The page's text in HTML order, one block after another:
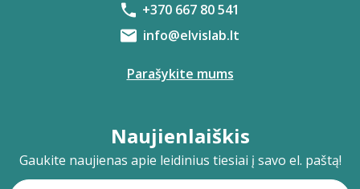
+370 667 80 541
info@elvislab.lt
Parašykite mums
Naujienlaiškis
Gaukite naujienas apie leidinius tiesiai į savo el. paštą!